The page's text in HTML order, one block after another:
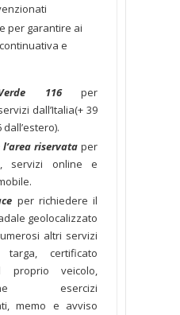
per garantire ai
e
116 per
dall’Italia(+ 39
dall’estero).
riservata per
servizi online e
per richiedere il
geolocalizzato
altri servizi
certificato
proprio veicolo,
esercizi
memo e avviso